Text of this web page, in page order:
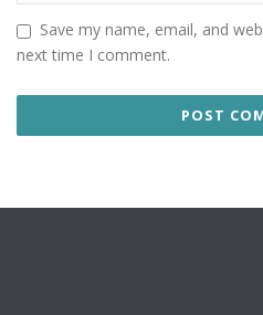
Save my name, email, and
next time I comment.